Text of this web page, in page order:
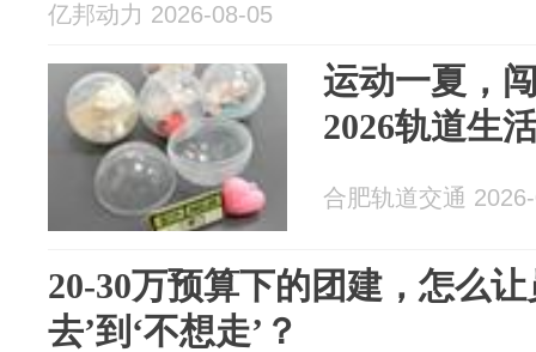
亿邦动力 2026-08-05
运动一夏，
2026轨道生
合肥轨道交通
20-30万预算下的团建，怎么让
去’到‘不想走’？